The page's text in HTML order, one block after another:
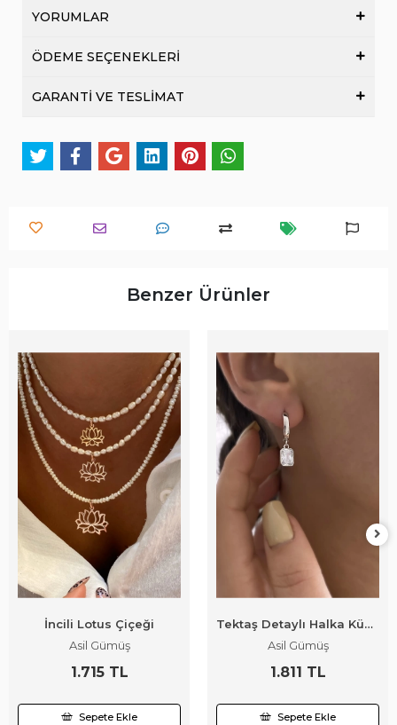
YORUMLAR
ÖDEME SEÇENEKLERİ
GARANTİ VE TESLİMAT
Benzer Ürünler
İncili Lotus Çiçeği
Asil Gümüş
1.715 TL
Sepete Ekle
Tektaş Detaylı Halka Küpe
Asil Gümüş
1.811 TL
Sepete Ekle